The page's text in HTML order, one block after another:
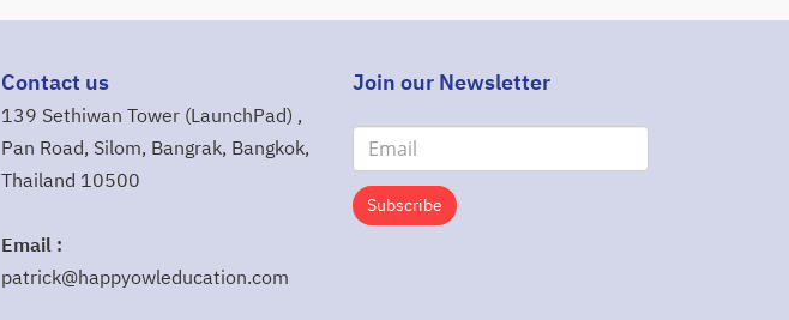
ทั่วถึง
คน โดดเด่นทั้งในด้านวิชาการ
NCEA อยู่ในเกณฑ์ดีเยี่ยมกว่า
Contact us
139 Sethiwan Tower (LaunchPad) ,
Pan Road, Silom, Bangrak, Bangkok,
Thailand 10500
Email :
patrick@happyowleducation.com
Join our Newsletter
Subscribe